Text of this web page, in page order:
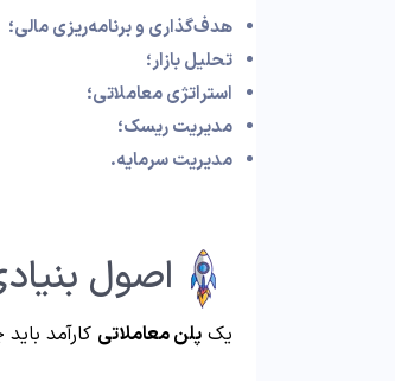
هدف‌گذاری و برنامه‌ریزی مالی؛
تحلیل بازار؛
استراتژی معاملاتی؛
مدیریت ریسک؛
مدیریت سرمایه.
اصول
یک پلن معاملاتی کارآمد